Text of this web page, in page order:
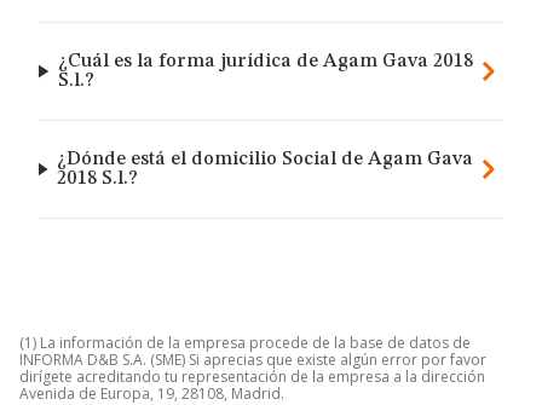
¿Cuál es la forma jurídica de Agam Gava 2018
S.l.?
¿Dónde está el domicilio Social de Agam Gava
2018 S.l.?
(1) La información de la empresa procede de la base de datos de
INFORMA D&B S.A. (SME) Si aprecias que existe algún error por favor
dirígete acreditando tu representación de la empresa a la dirección
Avenida de Europa, 19, 28108, Madrid.